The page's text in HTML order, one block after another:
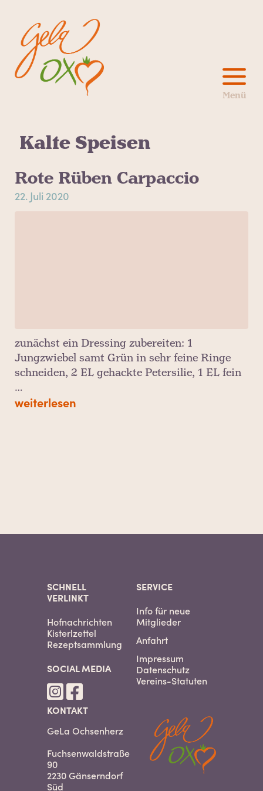
Kalte Speisen
Rote Rüben Carpaccio
22. Juli 2020
zunächst ein Dressing zubereiten: 1
Jungzwiebel samt Grün in sehr feine Ringe
schneiden, 2 EL gehackte Petersilie, 1 EL fein
…
weiterlesen
SCHNELL
VERLINKT
Hofnachrichten
Kisterlzettel
Rezeptsammlung
SOCIAL MEDIA
SERVICE
Info für neue
Mitglieder
Anfahrt
Impressum
Datenschutz
Vereins-Statuten
KONTAKT
GeLa Ochsenherz
Fuchsenwaldstraße
90
2230 Gänserndorf
Süd